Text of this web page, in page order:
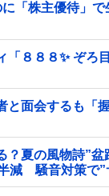
「株主優待」
「８８８✨ ぞろ
と面会するも「
？夏の風物詩”
減 騒音対策で”